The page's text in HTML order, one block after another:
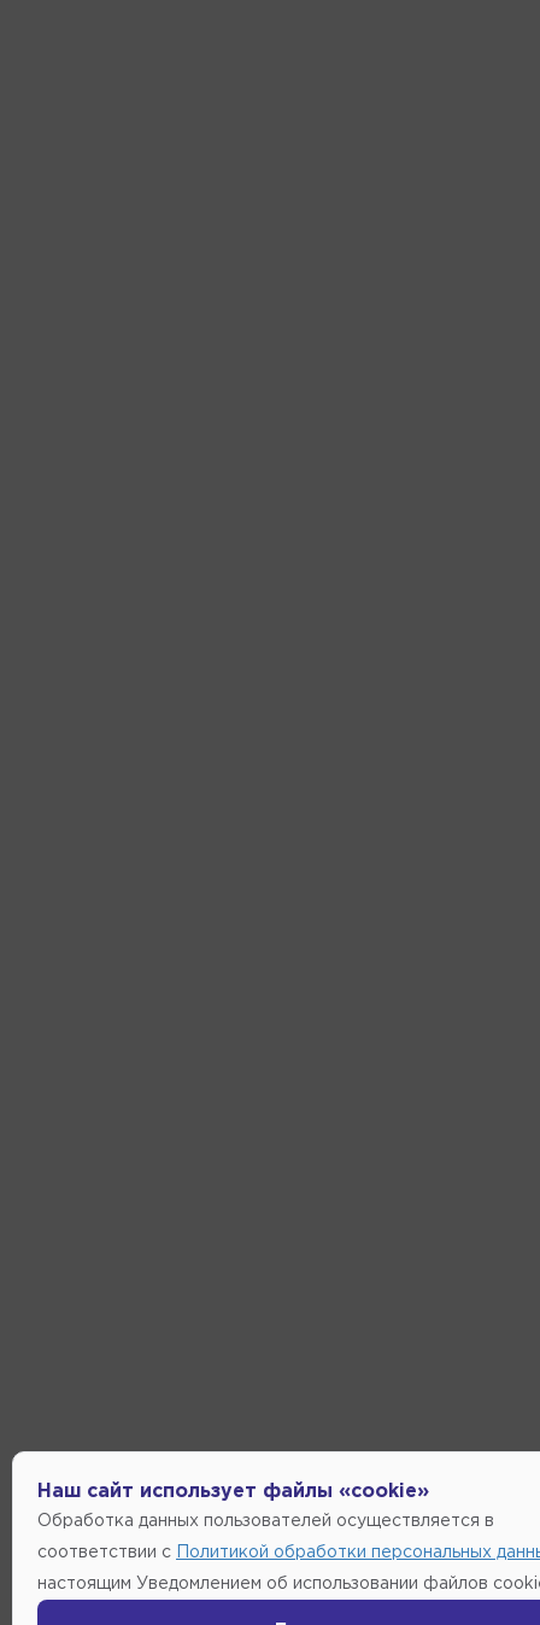
Наш сайт использует файлы «cookie»
Обработка данных пользователей осуществляется в
соответствии с Политикой обработки персональных
настоящим Уведомлением об использовании файлов